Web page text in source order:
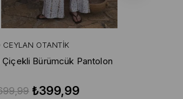
CEYLAN OTANTIK
Çiçekli Bürümcük Pantolon
₺399,99